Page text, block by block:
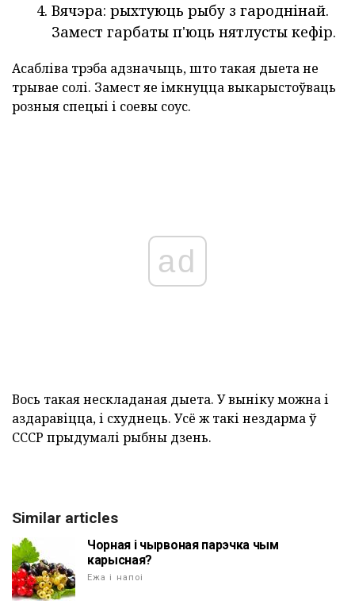
Вячэра: рыхтуюць рыбу з гароднінай.
Замест гарбаты п'юць нятлусты кефір.
Асабліва трэба адзначыць, што такая дыета не
трывае солі. Замест яе імкнуцца выкарыстоўваць
розныя спецыі і соевы соус.
ad
Вось такая нескладаная дыета. У выніку можна і
аздаравіцца, і схуднець. Усё ж такі нездарма ў
СССР прыдумалі рыбны дзень.
Similar articles
Чорная і чырвоная парэчка чым
карысная?
Ежа і напоі